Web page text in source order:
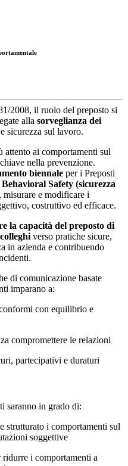
2008, il ruolo del preposto si
alla sorveglianza dei
sicurezza sul lavoro.
attento ai comportamenti sul
nella prevenzione.
biennale per i Preposti
Behavioral Safety (sicurezza
misurare e modificare i
costruttivo ed efficace.
la capacità del preposto di
verso pratiche sicure,
in azienda e contribuendo
di comunicazione basate
imparano a:
con equilibrio e
compromettere le relazioni
partecipativi e duraturi
saranno in grado di:
e strutturato i comportamenti sul
soggettive
ridurre i comportamenti a